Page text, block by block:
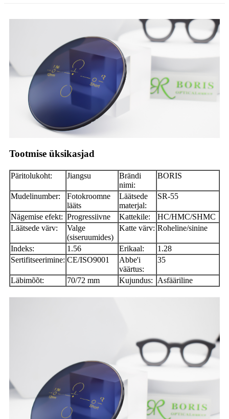
Tootmise üksikasjad
Päritolukoht: Jiangsu
Brändi
nimi:
BORIS
Mudelinumber:
Fotokroomne
lääts
Läätsede
materjal:
SR-55
Nägemise efekt: Progressiivne Kattekile:
HC/HMC/SHMC
Läätsede värv:
Valge
(siseruumides)
Katte värv: Roheline/sinine
Indeks: 1.56 Erikaal:
1.28
Sertifitseerimine: CE/ISO9001
Abbe'i
väärtus:
35
Läbimõõt: 70/72 mm Kujundus: Asfääriline